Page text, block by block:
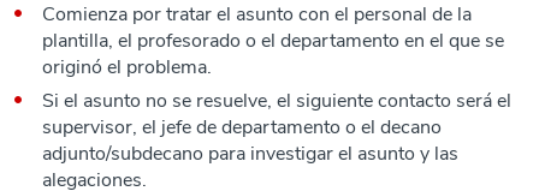
Comienza por tratar el asunto con el personal de la
plantilla, el profesorado o el departamento en el que se
originó el problema.
Si el asunto no se resuelve, el siguiente contacto será el
supervisor, el jefe de departamento o el decano
adjunto/subdecano para investigar el asunto y las
alegaciones.